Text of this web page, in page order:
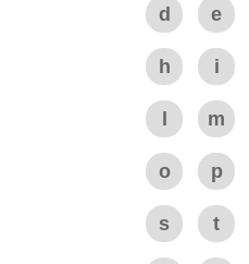
d e
h i
m
o p
s t